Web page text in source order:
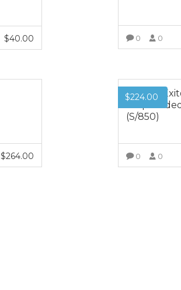
$40.00 0 0
$264.00
$224.00
Premio
(S/850)
0 0